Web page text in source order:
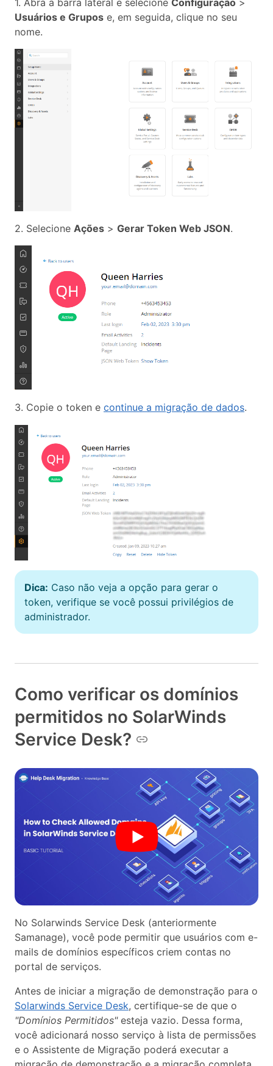
1. Abra a barra lateral e selecione Configuração >
Usuários e Grupos e, em seguida, clique no seu
nome.
2. Selecione Ações > Gerar Token Web JSON.
3. Copie o token e continue a migração de dados.
Dica: Caso não veja a opção para gerar o
token, verifique se você possui privilégios de
administrador.
Como verificar os domínios
permitidos no SolarWinds
Service Desk?
No Solarwinds Service Desk (anteriormente
Samanage), você pode permitir que usuários com e-
mails de domínios específicos criem contas no
portal de serviços.
Antes de iniciar a migração de demonstração para o
Solarwinds Service Desk, certifique-se de que o
"Domínios Permitidos"esteja vazio. Dessa forma,
você adicionará nosso serviço à lista de permissões
e o Assistente de Migração poderá executar a